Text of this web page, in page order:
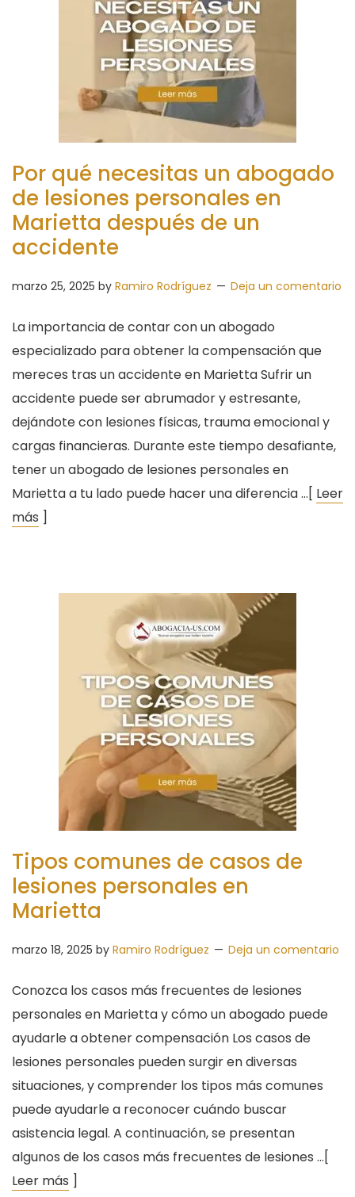
Por qué necesitas un abogado
de lesiones personales en
Marietta después de un
accidente
marzo 25, 2025 by Ramiro Rodríguez Deja un comentario
La importancia de contar con un abogado
especializado para obtener la compensación que
mereces tras un accidente en Marietta Sufrir un
accidente puede ser abrumador y estresante,
dejándote con lesiones físicas, trauma emocional y
cargas financieras. Durante este tiempo desafiante,
tener un abogado de lesiones personales en
Marietta a tu lado puede hacer una diferencia …[ Leer
más ]
Tipos comunes de casos de
lesiones personales en
Marietta
marzo 18, 2025 by Ramiro Rodríguez Deja un comentario
Conozca los casos más frecuentes de lesiones
personales en Marietta y cómo un abogado puede
ayudarle a obtener compensación Los casos de
lesiones personales pueden surgir en diversas
situaciones, y comprender los tipos más comunes
puede ayudarle a reconocer cuándo buscar
asistencia legal. A continuación, se presentan
algunos de los casos más frecuentes de lesiones …[
Leer más ]